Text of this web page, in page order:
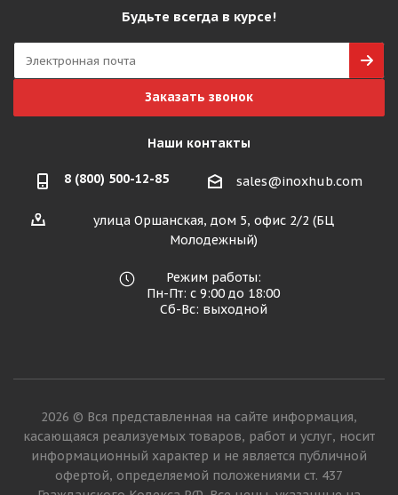
Будьте всегда в курсе!
Заказать звонок
Наши контакты
8 (800) 500-12-85 sales@inoxhub.com
улица Оршанская, дом 5, офис 2/2 (БЦ
Молодежный)
Режим работы:
Пн-Пт: с 9:00 до 18:00
Сб-Вс: выходной
2026 © Вся представленная на сайте информация,
касающаяся реализуемых товаров, работ и услуг, носит
информационный характер и не является публичной
офертой, определяемой положениями ст. 437